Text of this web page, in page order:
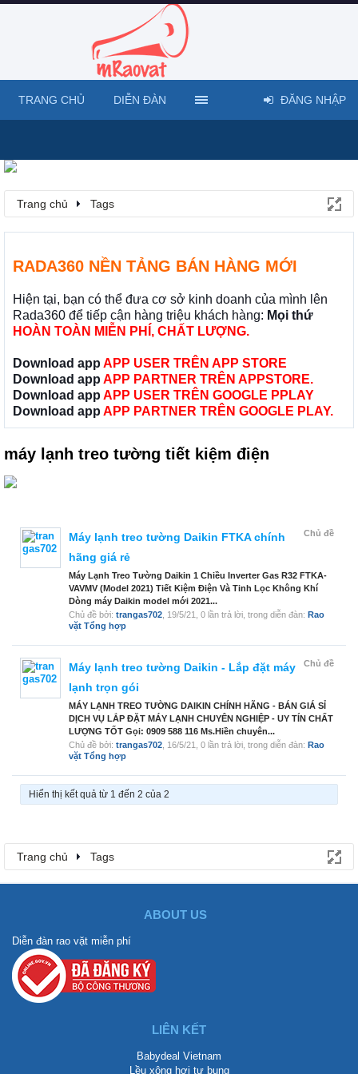
Trang chủ Tags
RADA360 NỀN TẢNG BÁN HÀNG MỚI
Hiện tại, bạn có thể đưa cơ sở kinh doanh của mình lên
Rada360 để tiếp cận hàng triệu khách hàng: Mọi thứ
HOÀN TOÀN MIỄN PHÍ, CHẤT LƯỢNG.
Download app APP USER TRÊN APP STORE
Download app APP PARTNER TRÊN APPSTORE.
Download app APP USER TRÊN GOOGLE PPLAY
Download app APP PARTNER TRÊN GOOGLE PLAY.
máy lạnh treo tường tiết kiệm điện
Chủ đề
Máy lạnh treo tường Daikin FTKA chính
hãng giá rẻ
Máy Lạnh Treo Tường Daikin 1 Chiều Inverter Gas R32 FTKA-
VAVMV (Model 2021) Tiết Kiệm Điện Và Tinh Lọc Không Khí
Dòng máy Daikin model mới 2021...
Chủ đề bởi: trangas702 19/5/21 , 0 lần trả lời, trong diễn đàn: Rao
vặt Tổng hợp
Chủ đề
Máy lạnh treo tường Daikin - Lắp đặt máy
lạnh trọn gói
MÁY LẠNH TREO TƯỜNG DAIKIN CHÍNH HÃNG - BÁN GIÁ SỈ
DỊCH VỤ LẮP ĐẶT MÁY LẠNH CHUYÊN NGHIỆP - UY TÍN CHẤT
LƯỢNG TỐT Gọi: 0909 588 116 Ms.Hiền chuyên...
Chủ đề bởi: trangas702 16/5/21 , 0 lần trả lời, trong diễn đàn: Rao
vặt Tổng hợp
Hiển thị kết quả từ 1 đến 2 của 2
Trang chủ Tags
TRANG CHỦ DIỄN ĐÀN ĐĂNG NHẬP
ABOUT US
Diễn đàn rao vặt miễn phí
LIÊN KẾT
Babydeal Vietnam
Lều xông hơi tự bung